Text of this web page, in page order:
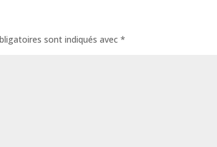
sont indiqués avec*